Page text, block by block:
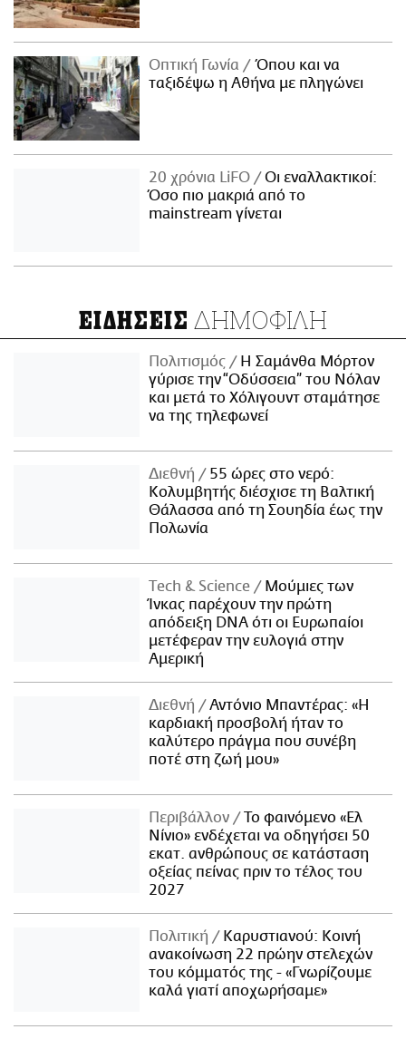
Οπτική Γωνία
Όπου και να
ταξιδέψω η Αθήνα με πληγώνει
20 χρόνια LiFO
Οι εναλλακτικοί:
Όσο πιο μακριά από το
mainstream γίνεται
ΕΙΔΗΣΕΙΣ ΔΗΜΟΦΙΛΗ
Πολιτισμός
Η Σαμάνθα Μόρτον
γύρισε την “Οδύσσεια” του Νόλαν
και μετά το Χόλιγουντ σταμάτησε
να της τηλεφωνεί
Διεθνή
55 ώρες στο νερό:
Κολυμβητής διέσχισε τη Βαλτική
Θάλασσα από τη Σουηδία έως την
Πολωνία
Τech & Science
Μούμιες των
Ίνκας παρέχουν την πρώτη
απόδειξη DNA ότι οι Ευρωπαίοι
μετέφεραν την ευλογιά στην
Αμερική
Διεθνή
Αντόνιο Μπαντέρας: «Η
καρδιακή προσβολή ήταν το
καλύτερο πράγμα που συνέβη
ποτέ στη ζωή μου»
Περιβάλλον
Το φαινόμενο «Ελ
Νίνιο» ενδέχεται να οδηγήσει 50
εκατ. ανθρώπους σε κατάσταση
οξείας πείνας πριν το τέλος του
2027
Πολιτική
Καρυστιανού: Κοινή
ανακοίνωση 22 πρώην στελεχών
του κόμματός της - «Γνωρίζουμε
καλά γιατί αποχωρήσαμε»